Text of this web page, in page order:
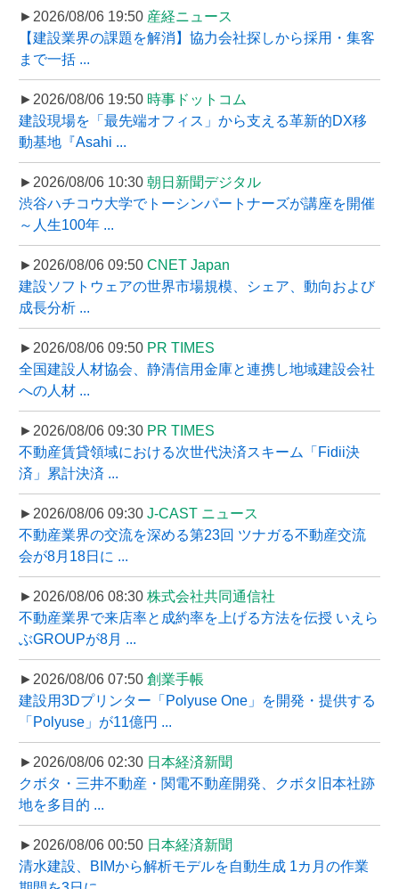
►2026/08/06 19:50 産経ニュース
【建設業界の課題を解消】協力会社探しから採用・集客
まで一括 ...
►2026/08/06 19:50 時事ドットコム
建設現場を「最先端オフィス」から支える革新的DX移
動基地『Asahi ...
►2026/08/06 10:30 朝日新聞デジタル
渋谷ハチコウ大学でトーシンパートナーズが講座を開催
～人生100年 ...
►2026/08/06 09:50 CNET Japan
建設ソフトウェアの世界市場規模、シェア、動向および
成長分析 ...
►2026/08/06 09:50 PR TIMES
全国建設人材協会、静清信用金庫と連携し地域建設会社
への人材 ...
►2026/08/06 09:30 PR TIMES
不動産賃貸領域における次世代決済スキーム「Fidii決
済」累計決済 ...
►2026/08/06 09:30 J-CAST ニュース
不動産業界の交流を深める第23回 ツナガる不動産交流
会が8月18日に ...
►2026/08/06 08:30 株式会社共同通信社
不動産業界で来店率と成約率を上げる方法を伝授 いえら
ぶGROUPが8月 ...
►2026/08/06 07:50 創業手帳
建設用3Dプリンター「Polyuse One」を開発・提供する
「Polyuse」が11億円 ...
►2026/08/06 02:30 日本経済新聞
クボタ・三井不動産・関電不動産開発、クボタ旧本社跡
地を多目的 ...
►2026/08/06 00:50 日本経済新聞
清水建設、BIMから解析モデルを自動生成 1カ月の作業